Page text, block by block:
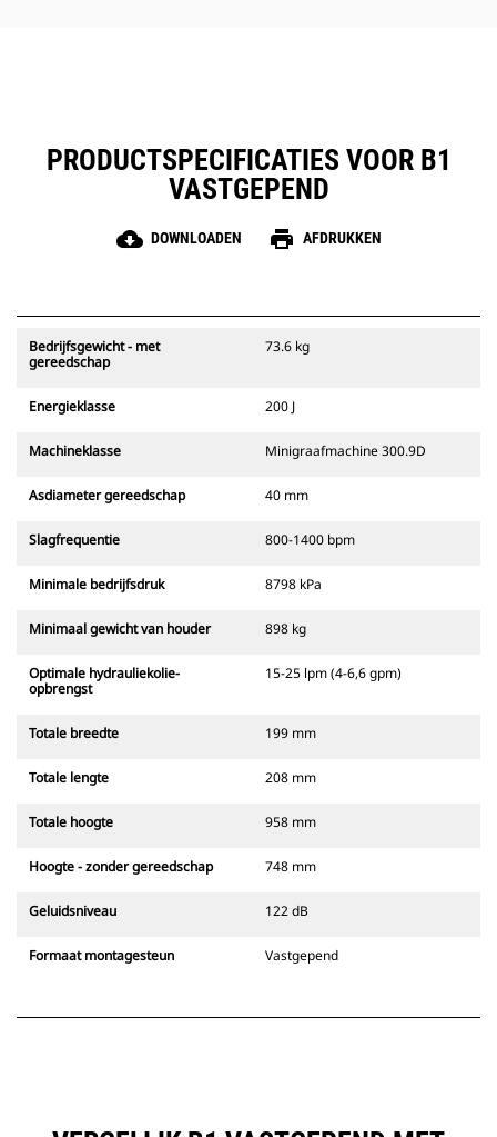
PRODUCTSPECIFICATIES VOOR B1
VASTGEPEND
cloud_download DOWNLOADEN print AFDRUKKEN
Bedrijfsgewicht - met
gereedschap
73.6 kg
Energieklasse 200 J
Machineklasse Minigraafmachine 300.9D
Asdiameter gereedschap 40 mm
Slagfrequentie 800-1400 bpm
Minimale bedrijfsdruk 8798 kPa
Minimaal gewicht van houder 898 kg
Optimale hydrauliekolie-
opbrengst
15-25 lpm (4-6,6 gpm)
Totale breedte 199 mm
Totale lengte 208 mm
Totale hoogte 958 mm
Hoogte - zonder gereedschap 748 mm
Geluidsniveau 122 dB
Formaat montagesteun Vastgepend